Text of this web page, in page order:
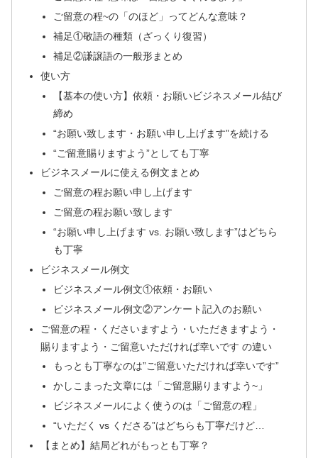
ご留意の程~の「のほど」ってどんな意味？
補足①敬語の種類（ざっくり復習）
補足②謙譲語の一般形まとめ
使い方
【基本の使い方】依頼・お願いビジネスメール結び
締め
“お願い致します・お願い申し上げます”を続ける
“ご留意賜りますよう”としても丁寧
ビジネスメールに使える例文まとめ
ご留意の程お願い申し上げます
ご留意の程お願い致します
“お願い申し上げます vs. お願い致します”はどちら
も丁寧
ビジネスメール例文
ビジネスメール例文①依頼・お願い
ビジネスメール例文②アンケート記入のお願い
ご留意の程・くださいますよう・いただきますよう・
賜りますよう・ご留意いただければ幸いです の違い
もっとも丁寧なのは”ご留意いただければ幸いです”
かしこまった文章には「ご留意賜りますよう~」
ビジネスメールによく使うのは「ご留意の程」
“いただく vs くださる”はどちらも丁寧だけど…
【まとめ】結局どれがもっとも丁寧？